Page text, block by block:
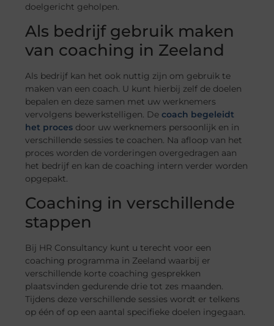
doelgericht geholpen.
Als bedrijf gebruik maken
van coaching in Zeeland
Als bedrijf kan het ook nuttig zijn om gebruik te
maken van een coach. U kunt hierbij zelf de doelen
bepalen en deze samen met uw werknemers
vervolgens bewerkstelligen. Decoach begeleidt
het proces door uw werknemers persoonlijk en in
verschillende sessies te coachen. Na afloop van het
proces worden de vorderingen overgedragen aan
het bedrijf en kan de coaching intern verder worden
opgepakt.
Coaching in verschillende
stappen
Bij HR Consultancy kunt u terecht voor een
coaching programma in Zeeland waarbij er
verschillende korte coaching gesprekken
plaatsvinden gedurende drie tot zes maanden.
Tijdens deze verschillende sessies wordt er telkens
op één of op een aantal specifieke doelen ingegaan.